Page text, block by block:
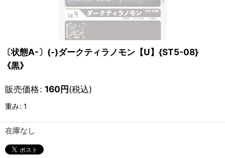
〔状態A-〕(-)ダークティラノモン【U】{ST5-08}
《黒》
販売価格: 160円(税込)
重み: 1
在庫なし